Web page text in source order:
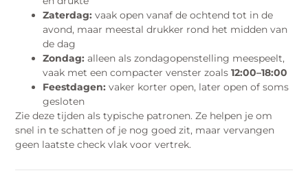
Zaterdag: vaak open vanaf de ochtend tot in de
avond, maar meestal drukker rond het midden van
de dag
Zondag: alleen als zondagopenstelling meespeelt,
vaak met een compacter venster zoals12:00–18:00
Feestdagen: vaker korter open, later open of soms
gesloten
Zie deze tijden als typische patronen. Ze helpen je om
snel in te schatten of je nog goed zit, maar vervangen
geen laatste check vlak voor vertrek.